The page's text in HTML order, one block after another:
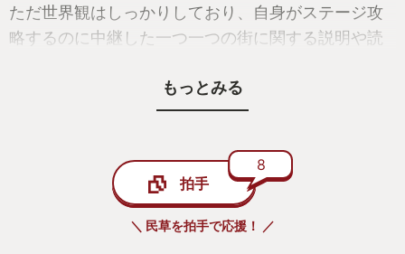
ただ世界観はしっかりしており、自身がステージ攻
略するのに中継した一つ一つの街に関する説明や読
部隊編成では、1部隊に最大5人まで編成できます。
ユニットにはクラスがあり、歩兵、騎兵、重装兵、
飛行兵など組み合わせる事ができ、正面は重装と歩
もっとみる
拍手
8
＼ 民草を拍手で応援！ ／